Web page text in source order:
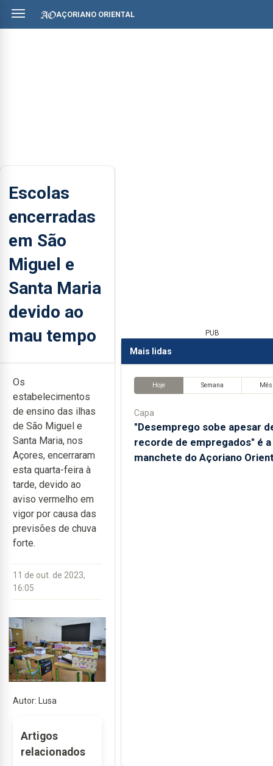
AÇORIANO ORIENTAL
Escolas
encerradas
em São
Miguel e
Santa Maria
devido ao
mau tempo
Os
estabelecimentos
de ensino das ilhas
de São Miguel e
Santa Maria, nos
Açores, encerraram
esta quarta-feira à
tarde, devido ao
aviso vermelho em
vigor por causa das
previsões de chuva
forte.
11 de out. de 2023,
16:05
Autor: Lusa
Artigos
relacionados
PUB
Mais lidas
Hoje Semana Mês
Capa
"Desemprego sobe apesar
recorde de empregados" é a
manchete do Açoriano